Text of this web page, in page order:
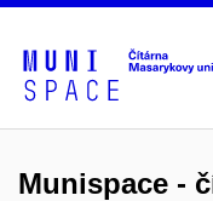
Munispace -